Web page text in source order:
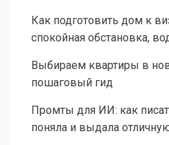
Как подготовить дом к
спокойная обстановка,
Выбираем квартиры в
пошаговый гид
Промты для ИИ: как
поняла и выдала